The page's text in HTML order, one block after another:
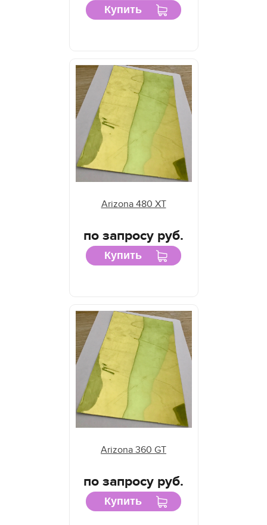
Купить
Arizona 480 XT
по запросу руб.
Купить
Arizona 360 GT
по запросу руб.
Купить